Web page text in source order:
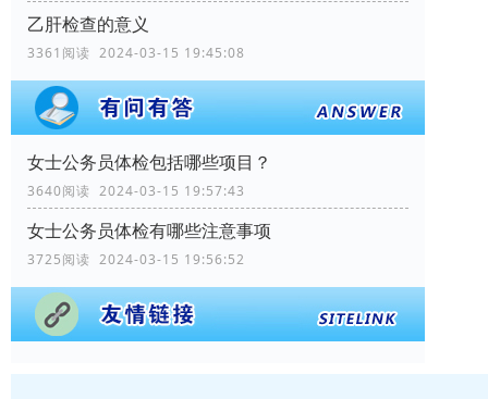
乙肝检查的意义
3361阅读 2024-03-15 19:45:08
女士公务员体检包括哪些项目？
3640阅读 2024-03-15 19:57:43
女士公务员体检有哪些注意事项
3725阅读 2024-03-15 19:56:52